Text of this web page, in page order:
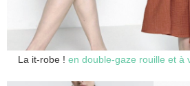
La it-robe ! en double-gaze rouille et à